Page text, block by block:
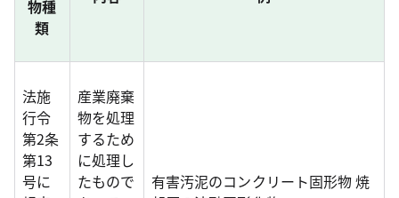
物種
類
法施
行令
第2条
第13
号に
産業廃棄
物を処理
するため
に処理し
たもので
有害汚泥のコンクリート固形物 焼